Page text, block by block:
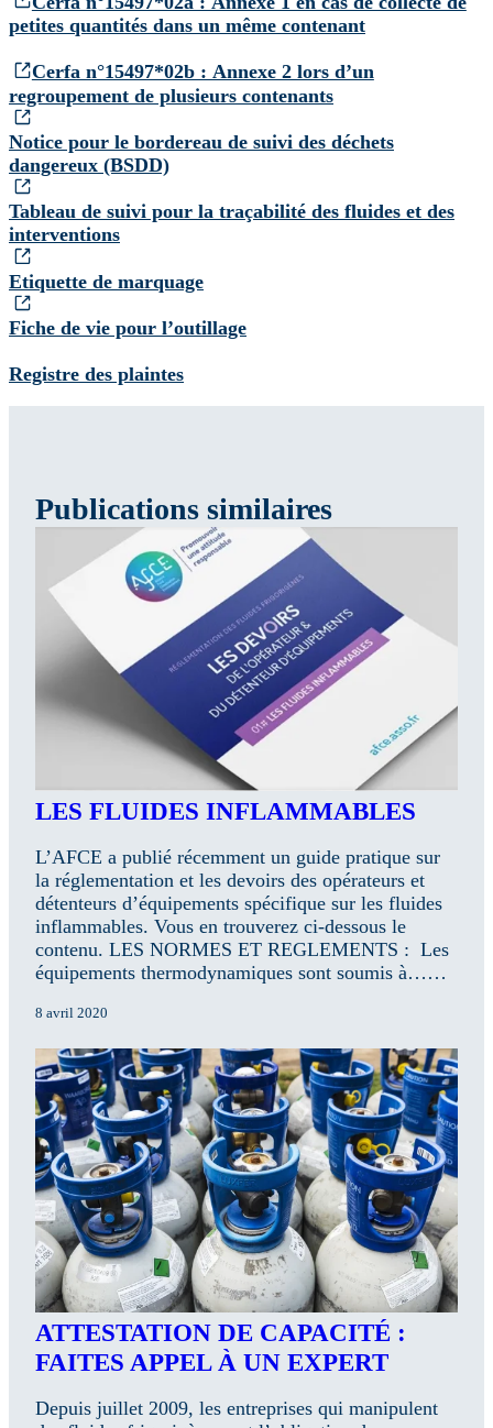
petites quantités dans un même contenant
Cerfa n°15497*02b : Annexe 2 lors d’un
regroupement de plusieurs contenants
Notice pour le bordereau de suivi des déchets
dangereux (BSDD)
Tableau de suivi pour la traçabilité des fluides et des
interventions
Etiquette de marquage
Fiche de vie pour l’outillage
Registre des plaintes
Publications similaires
LES FLUIDES INFLAMMABLES
L’AFCE a publié récemment un guide pratique sur
la réglementation et les devoirs des opérateurs et
détenteurs d’équipements spécifique sur les fluides
inflammables. Vous en trouverez ci-dessous le
contenu. LES NORMES ET REGLEMENTS : Les
équipements thermodynamiques sont soumis à……
8 avril 2020
ATTESTATION DE CAPACITÉ :
FAITES APPEL À UN EXPERT
Depuis juillet 2009, les entreprises qui manipulent